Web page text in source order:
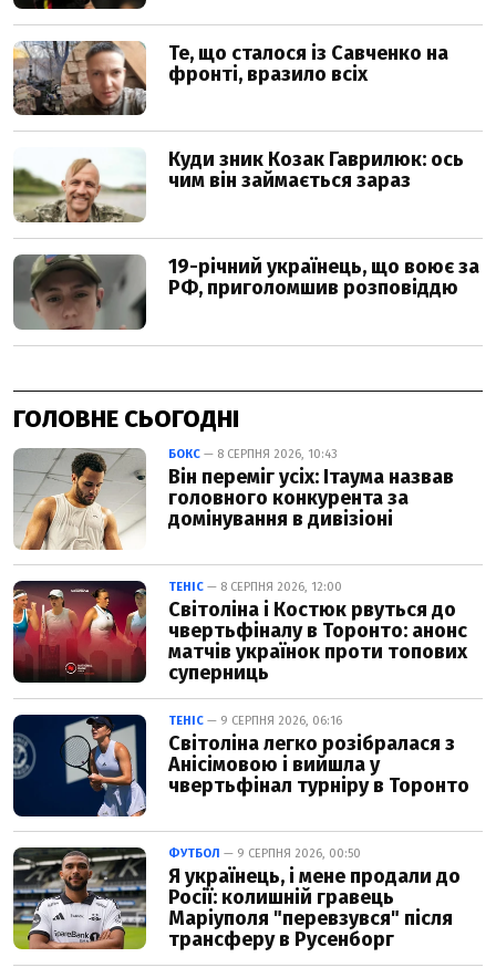
ГОЛОВНЕ СЬОГОДНІ
БОКС — 8 СЕРПНЯ 2026, 10:43
Він переміг усіх: Ітаума назвав
головного конкурента за
домінування в дивізіоні
ТЕНІС — 8 СЕРПНЯ 2026, 12:00
Світоліна і Костюк рвуться до
чвертьфіналу в Торонто: анонс
матчів українок проти топових
суперниць
ТЕНІС — 9 СЕРПНЯ 2026, 06:16
Світоліна легко розібралася з
Анісімовою і вийшла у
чвертьфінал турніру в Торонто
ФУТБОЛ — 9 СЕРПНЯ 2026, 00:50
Я українець, і мене продали до
Росії: колишній гравець
Маріуполя "перевзувся" після
трансферу в Русенборг